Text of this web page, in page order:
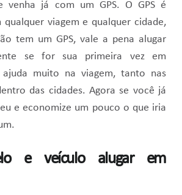
venha já com um GPS. O GPS é
qualquer viagem e qualquer cidade,
tem um GPS, vale a pena alugar
se for sua primeira vez em
ajuda muito na viagem, tanto nas
das cidades. Agora se você já
e economize um pouco o que iria
e veículo alugar em